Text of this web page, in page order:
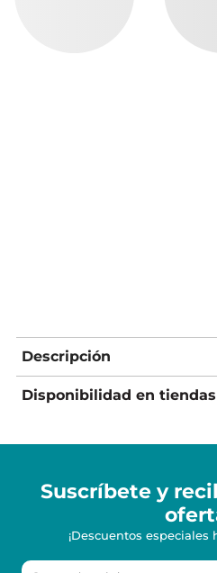
Descripción
Disponibilidad en tiendas
Suscríbete y
¡Descuentos